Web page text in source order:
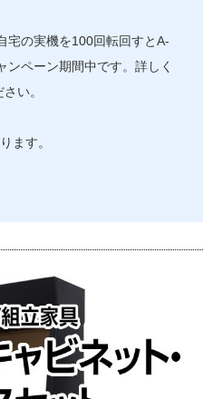
宅の実機を100回転回すとA-
ペーン期間中です。詳しく
い。
ます。